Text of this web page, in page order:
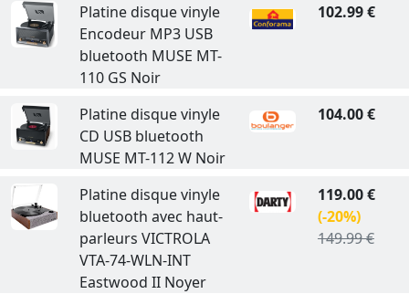
Platine disque vinyle
Encodeur MP3 USB
bluetooth MUSE MT-
110 GS Noir
102.99 €
Platine disque vinyle
CD USB bluetooth
MUSE MT-112 W Noir
104.00 €
Platine disque vinyle
bluetooth avec haut-
parleurs VICTROLA
VTA-74-WLN-INT
Eastwood II Noyer
119.00 €
(-20%)
149.99 €